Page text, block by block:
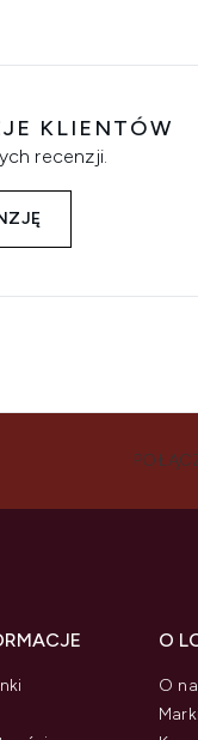
KLIENTÓW
recenzji.
O
O
Marki